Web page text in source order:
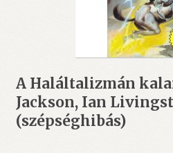
A Haláltalizmán
Jackson, Ian
(szépséghibás)